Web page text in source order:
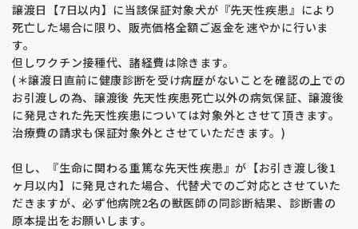
譲渡日【7日以内】に当該保証対象犬が『先天性疾患』により
死亡した場合に限り、販売価格全額ご返金を速やかに行いま
す。
但しワクチン接種代、諸経費は除きます。
(＊譲渡日直前に健康診断を受け病歴がないことを確認の上での
お引渡しの為、譲渡後 先天性疾患死亡以外の病気保証、譲渡後
に発見された先天性疾患については対象外とさせて頂きます。
治療費の請求も保証対象外とさせていただきます。)
但し、『生命に関わる重篤な先天性疾患』が【お引き渡し後1
ヶ月以内】に発見された場合、代替犬でのご対応とさせていた
だきますが、必ず他病院2名の獣医師の同診断結果、診断書の
原本提出をお願いします。